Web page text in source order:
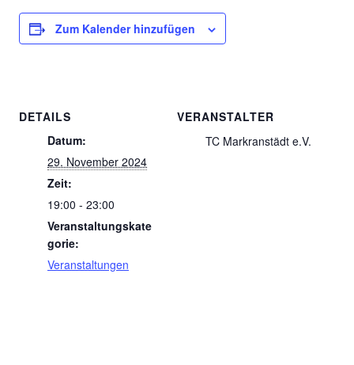
Zum Kalender hinzufügen
DETAILS
Datum:
29. November 2024
Zeit:
19:00 - 23:00
Veranstaltungskate
gorie:
Veranstaltungen
VERANSTALTER
TC Markranstädt e.V.